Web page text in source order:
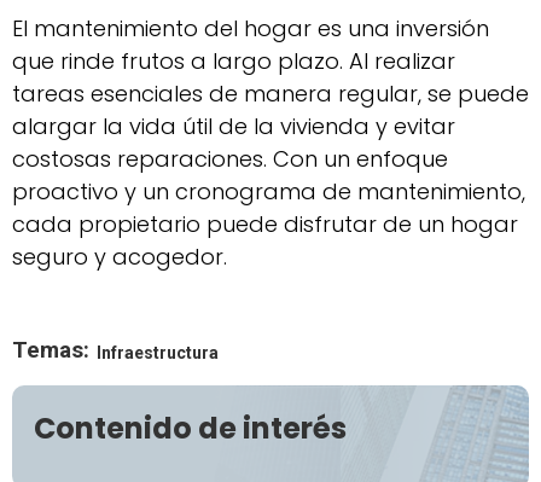
El mantenimiento del hogar es una inversión
que rinde frutos a largo plazo. Al realizar
tareas esenciales de manera regular, se puede
alargar la vida útil de la vivienda y evitar
costosas reparaciones. Con un enfoque
proactivo y un cronograma de mantenimiento,
cada propietario puede disfrutar de un hogar
seguro y acogedor.
Temas: Infraestructura
Contenido de interés